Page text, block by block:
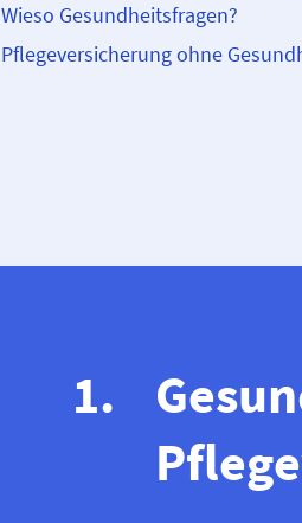
Wieso Gesundheitsfragen?
Pflege­­versicherung ohne